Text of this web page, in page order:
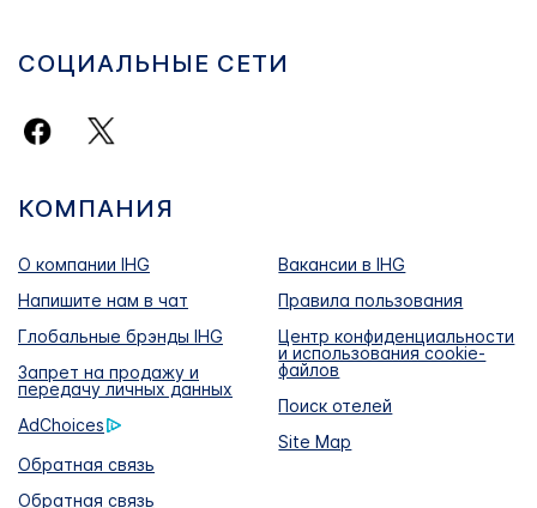
СОЦИАЛЬНЫЕ СЕТИ
КОМПАНИЯ
О компании IHG
Вакансии в IHG
Напишите нам в чат
Правила пользования
Глобальные брэнды IHG
Центр конфиденциальности
и использования cookie-
файлов
Запрет на продажу и
передачу личных данных
Поиск отелей
AdChoices
Site Map
Обратная связь
Обратная связь